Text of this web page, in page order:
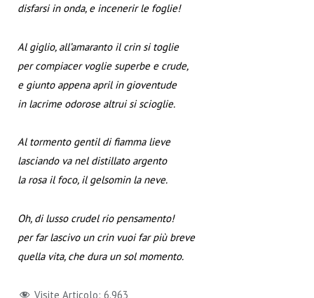
disfarsi in onda, e incenerir le foglie!
Al giglio, all’amaranto il crin si toglie
per compiacer voglie superbe e crude,
e giunto appena april in gioventude
in lacrime odorose altrui si scioglie.
Al tormento gentil di fiamma lieve
lasciando va nel distillato argento
la rosa il foco, il gelsomin la neve.
Oh, di lusso crudel rio pensamento!
per far lascivo un crin vuoi far più breve
quella vita, che dura un sol momento.
Visite Articolo: 6.963